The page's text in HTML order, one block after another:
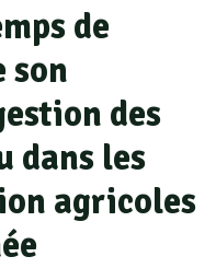
de
son
des
dans les
agricoles